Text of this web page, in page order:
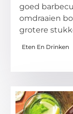
goed
omdraaien
grotere
Eten En Drinken